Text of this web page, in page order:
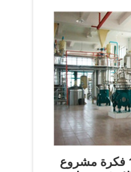
دليل المشاريع (1100 فكرة مشروع